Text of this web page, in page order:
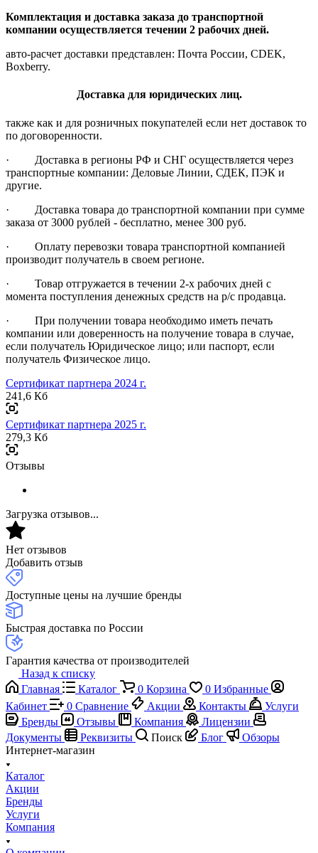
Комплектация и доставка заказа до транспортной
компании осуществляется течении 2 рабочих дней.
авто-расчет доставки представлен: Почта России, CDEK,
Boxberry.
Доставка для юридических лиц.
также как и для розничных покупателей если нет доставок то
по договоренности.
· Доставка в регионы РФ и СНГ осуществляется через
транспортные компании: Деловые Линии, СДЕК, ПЭК и
другие.
· Доставка товара до транспортной компании при сумме
заказа от 3000 рублей - бесплатно, менее 300 руб.
· Оплату перевозки товара транспортной компанией
производит получатель в своем регионе.
· Товар отгружается в течении 2-х рабочих дней с
момента поступления денежных средств на р/с продавца.
· При получении товара необходимо иметь печать
компании или доверенность на получение товара в случае,
если получатель Юридическое лицо; или паспорт, если
получатель Физическое лицо.
Сертификат партнера 2024 г.
241,6 Кб
Сертификат партнера 2025 г.
279,3 Кб
Отзывы
Загрузка отзывов...
Нет отзывов
Добавить отзыв
Доступные цены на лучшие бренды
Быстрая доставка по России
Гарантия качества от производителей
Назад к списку
Главная
Каталог 0 Корзина 0 Избранные
Кабинет
0 Сравнение Акции Контакты
Услуги
Бренды
Отзывы Компания
Лицензии
Документы
Реквизиты Поиск Блог
Обзоры
Интернет-магазин
Каталог
Акции
Бренды
Услуги
Компания